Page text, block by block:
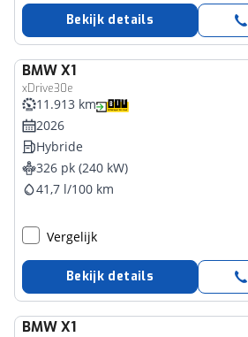
Bekijk details
BMWX1
xDrive30e
11.913 km
2026
Hybride
326 pk (240 kW)
41,7 l/100 km
Vergelijk
Bekijk details
BMWX1